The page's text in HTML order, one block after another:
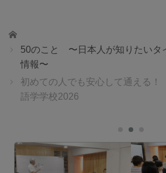
ホーム
50のこと 〜日本人が知りたいタ
情報〜
初めての人でも安心して通える
語学学校2026